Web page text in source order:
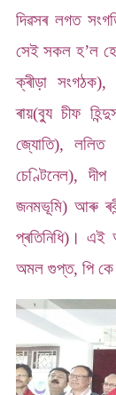
দিৱসৰ লগত
সেই সকল হ’ল
ক্ৰীড়া সংগঠক),
ৰায়(ব্যু চীফ
জ্যোতি), ললিত
চেণ্টিনেল),
জনমভূমি) আৰু
প্ৰতিনিধি)। এই
অমল গুপ্ত, পি